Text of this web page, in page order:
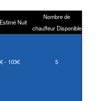
Nuit
Nombre de
chauffeur Disponible
- 103€ 5